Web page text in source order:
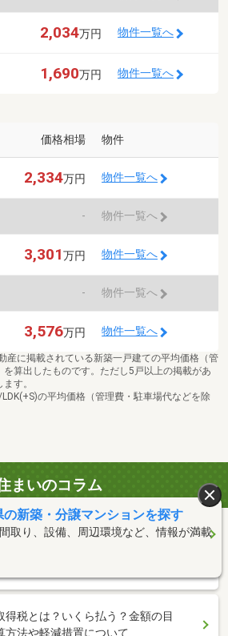
2,034万円 物件一覧へ
1,690万円 物件一覧へ
価格相場 物件
2,334万円 物件一覧へ
- 物件一覧へ
3,301万円 物件一覧へ
- 物件一覧へ
3,576万円 物件一覧へ
産に掲載されている新築一戸建ての平均価格（管
算出したものです。ただし5戸以上の掲載があ
す。
の平均価格（管理費・駐車場代などを除
まいのコラム
と決めたらまずやること3つ！重視
得税とは？いくら払う？金額の目
方法や軽減措置について
の新築・分譲マンションを探す
取り、設備、周辺環境など、情報が満載